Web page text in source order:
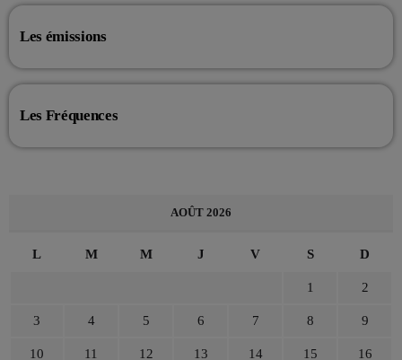
Les émissions
Les Fréquences
AOÛT 2026
L M M J V S D
1 2
3 4 5 6 7 8 9
10 11 12 13 14 15 16